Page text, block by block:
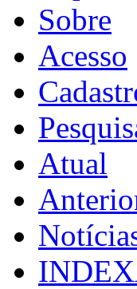
Sobre
Acesso
Atual